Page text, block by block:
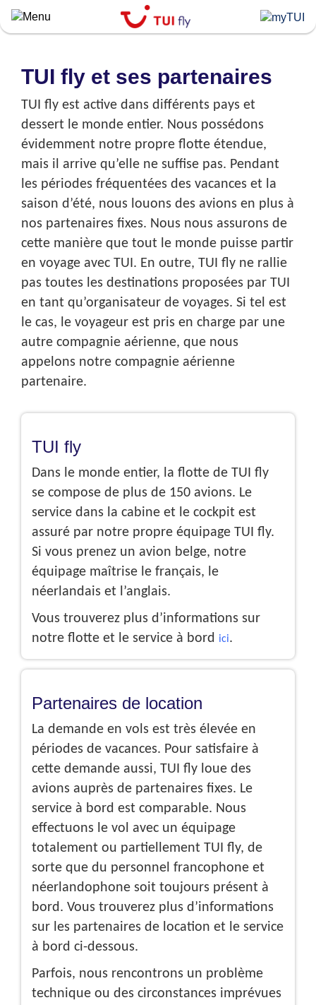
Skip
to
TUI fly et ses partenaires
TUI fly est active dans différents pays et
dessert le monde entier. Nous possédons
évidemment notre propre flotte étendue,
mais il arrive qu’elle ne suffise pas. Pendant
les périodes fréquentées des vacances et la
saison d’été, nous louons des avions en plus à
nos partenaires fixes. Nous nous assurons de
cette manière que tout le monde puisse partir
en voyage avec TUI. En outre, TUI fly ne rallie
pas toutes les destinations proposées par TUI
en tant qu’organisateur de voyages. Si tel est
le cas, le voyageur est pris en charge par une
autre compagnie aérienne, que nous
appelons notre compagnie aérienne
partenaire.
TUI fly
Dans le monde entier, la flotte de TUI fly
se compose de plus de 150 avions. Le
service dans la cabine et le cockpit est
assuré par notre propre équipage TUI fly.
Si vous prenez un avion belge, notre
équipage maîtrise le français, le
néerlandais et l’anglais.
Vous trouverez plus d’informations sur
notre flotte et le service à bord ici.
Partenaires de location
La demande en vols est très élevée en
périodes de vacances. Pour satisfaire à
cette demande aussi, TUI fly loue des
avions auprès de partenaires fixes. Le
service à bord est comparable. Nous
effectuons le vol avec un équipage
totalement ou partiellement TUI fly, de
sorte que du personnel francophone et
néerlandophone soit toujours présent à
bord. Vous trouverez plus d’informations
sur les partenaires de location et le service
à bord ci-dessous.
Parfois, nous rencontrons un problème
technique ou des circonstances imprévues